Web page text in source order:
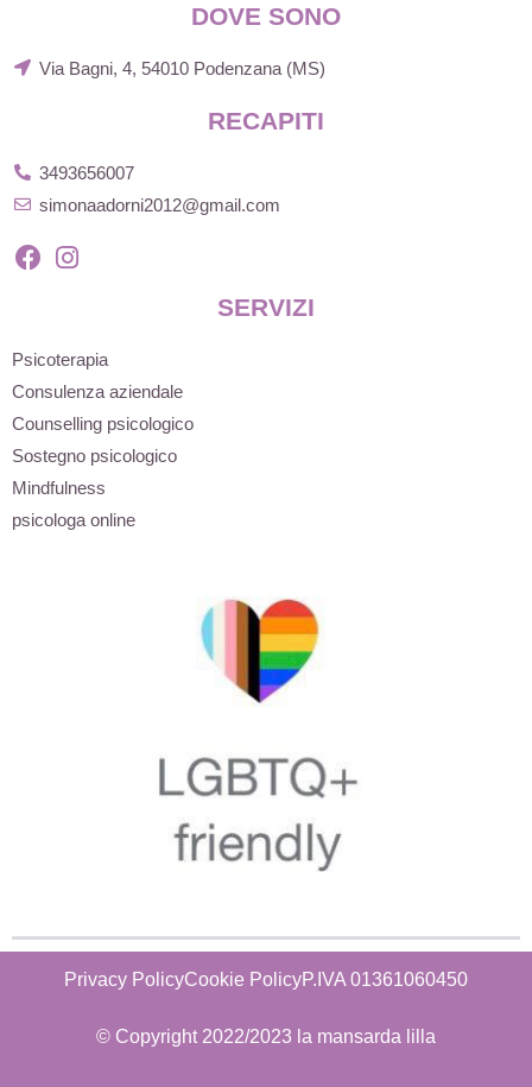
DOVE SONO
Via Bagni, 4, 54010 Podenzana (MS)
RECAPITI
3493656007
simonaadorni2012@gmail.com
SERVIZI
Psicoterapia
Consulenza aziendale
Counselling psicologico
Sostegno psicologico
Mindfulness
psicologa online
Privacy PolicyCookie PolicyP.IVA 01361060450
© Copyright 2022/2023 la mansarda lilla